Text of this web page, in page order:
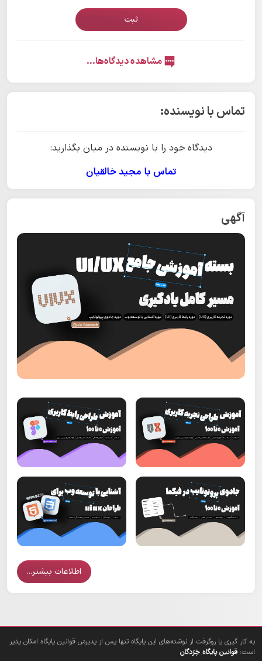
ثبت
مشاهده دیدگاه‌ها...
تماس با نویسنده:
دیدگاه خود را با نویسنده در میان بگذارید:
تماس با مجید خالقیان
آگهی
اطلاعات بیشتر...
به کار گیری یا روگرفت از نوشته‌های این پایگاه تنها پس از پذیرش قوانین پایگاه امکان پذیر
است: قوانین پایگاه خِرَدگان